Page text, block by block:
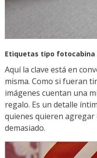
Etiquetas tipo fotocabina
Aquí la clave está en
misma. Como si fueran
imágenes cuentan una
regalo. Es un detalle
quienes quieren agregar
demasiado.